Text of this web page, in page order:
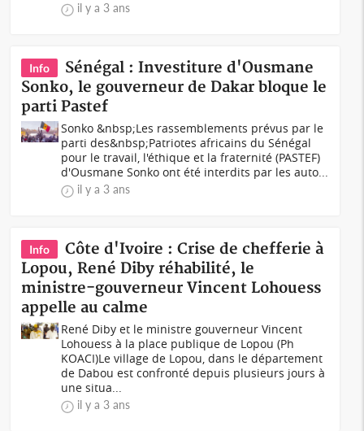
il y a 3 ans
Info
Sénégal : Investiture d'Ousmane
Sonko, le gouverneur de Dakar bloque le
parti Pastef
Sonko &nbsp;Les rassemblements prévus par le
parti des&nbsp;Patriotes africains du Sénégal
pour le travail, l'éthique et la fraternité (PASTEF)
d'Ousmane Sonko ont été interdits par les auto...
il y a 3 ans
Info
Côte d'Ivoire : Crise de chefferie à
Lopou, René Diby réhabilité, le
ministre-gouverneur Vincent Lohouess
appelle au calme
René Diby et le ministre gouverneur Vincent
Lohouess à la place publique de Lopou (Ph
KOACI)Le village de Lopou, dans le département
de Dabou est confronté depuis plusieurs jours à
une situa...
il y a 3 ans